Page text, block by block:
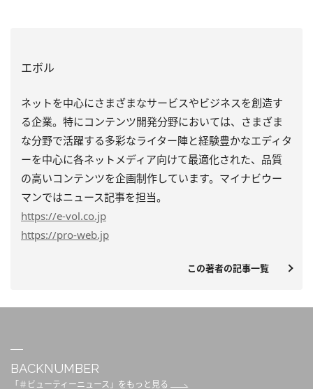
エボル
ネットを中心にさまざまなサービスやビジネスを創造す
る企業。特にコンテンツ開発分野においては、さまざま
な分野で活躍する多彩なライター陣と経験豊かなエディタ
ーを中心に各ネットメディア向けて最適化された、品質
の高いコンテンツを企画制作しています。マイナビウー
マンではニュース記事を担当。
https://e-vol.co.jp
https://pro-web.jp
この著者の記事一覧
BACKNUMBER
「＃ビューティーニュース」をもっと見る